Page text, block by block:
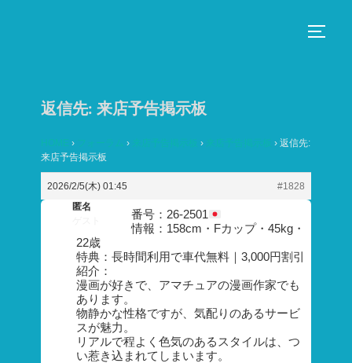
返信先: 来店予告掲示板
HOME › フォーラム › 来店予告掲示板 › 来店予告掲示板 › 返信先:
来店予告掲示板
2026/2/5(木) 01:45
#1828
匿名
番号：26-2501
情報：158cm・Fカップ・45kg・
22歳
特典：長時間利用で車代無料｜3,000円割引
紹介：
漫画が好きで、アマチュアの漫画作家でも
あります。
物静かな性格ですが、気配りのあるサービ
スが魅力。
リアルで程よく色気のあるスタイルは、つ
い惹き込まれてしまいます。